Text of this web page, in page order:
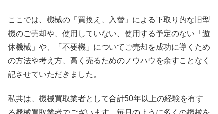
ここでは、機械の「買換え、入替」による下取り的な旧型
機のご売却や、使用していない、使用する予定のない「遊
休機械」や、「不要機」についてご売却を成功に導くため
の方法や考え方、高く売るためのノウハウを余すことなく
記させていただきました。
私共は、機械買取業者として合計50年以上の経験を有す